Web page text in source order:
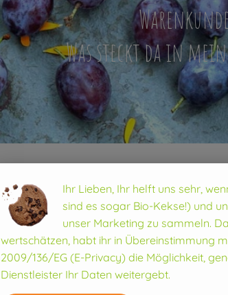
Was steckt da in
Kiwi
Die
Ihr Lieben, Ihr helft uns sehr,
sind es sogar Bio-Kekse!) und
unser Marketing zu sammeln.
wertschätzen, habt ihr in Übereinstimmung
2009/136/EG (E-Privacy) die Möglichkeit,
Dienstleister Ihr Daten weitergebt.